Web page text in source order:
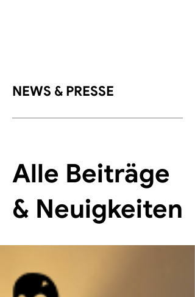
NEWS & PRESSE
Alle Beiträge
& Neuigkeiten